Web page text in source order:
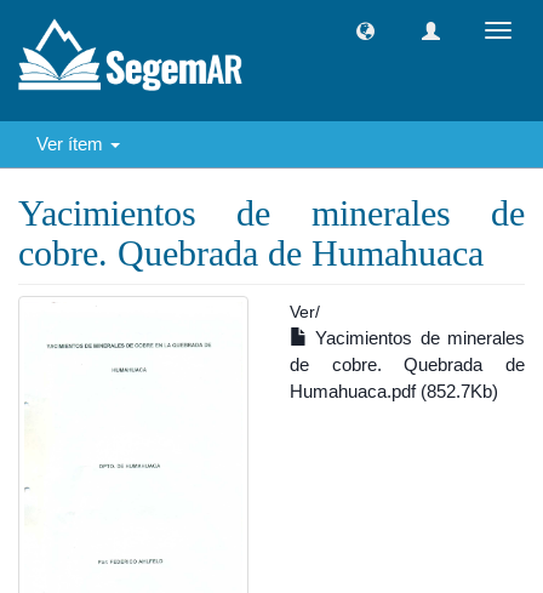
Ver ítem
Yacimientos de minerales de
cobre. Quebrada de Humahuaca
Ver/
Yacimientos de minerales
de cobre. Quebrada de
Humahuaca.pdf (852.7Kb)